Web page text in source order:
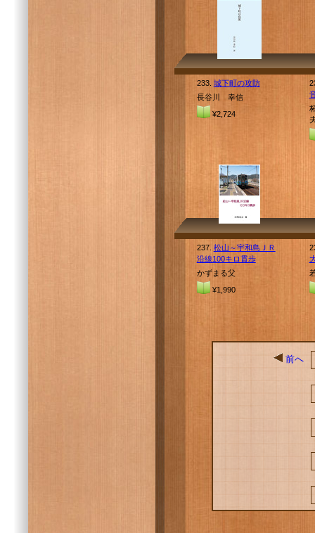
233. 城下町の攻防
長谷川 幸信
¥2,724
237. 松山～宇和島ＪＲ
沿線100キロ貫歩
かずまる父
¥1,990
前へ